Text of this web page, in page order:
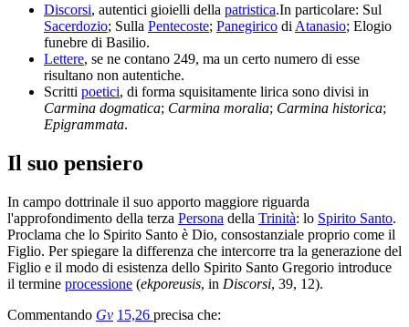
Discorsi, autentici gioielli della patristica.In particolare: Sul
Sacerdozio; Sulla Pentecoste; Panegirico di Atanasio; Elogio
funebre di Basilio.
Lettere, se ne contano 249, ma un certo numero di esse
risultano non autentiche.
Scritti poetici, di forma squisitamente lirica sono divisi in
Carmina dogmatica; Carmina moralia; Carmina historica;
Epigrammata.
Il suo pensiero
In campo dottrinale il suo apporto maggiore riguarda
l'approfondimento della terza Persona della Trinità: lo Spirito Santo.
Proclama che lo Spirito Santo è Dio, consostanziale proprio come il
Figlio. Per spiegare la differenza che intercorre tra la generazione del
Figlio e il modo di esistenza dello Spirito Santo Gregorio introduce
il termine processione (ekporeusis, in Discorsi, 39, 12).
Commentando Gv 15,26 precisa che: